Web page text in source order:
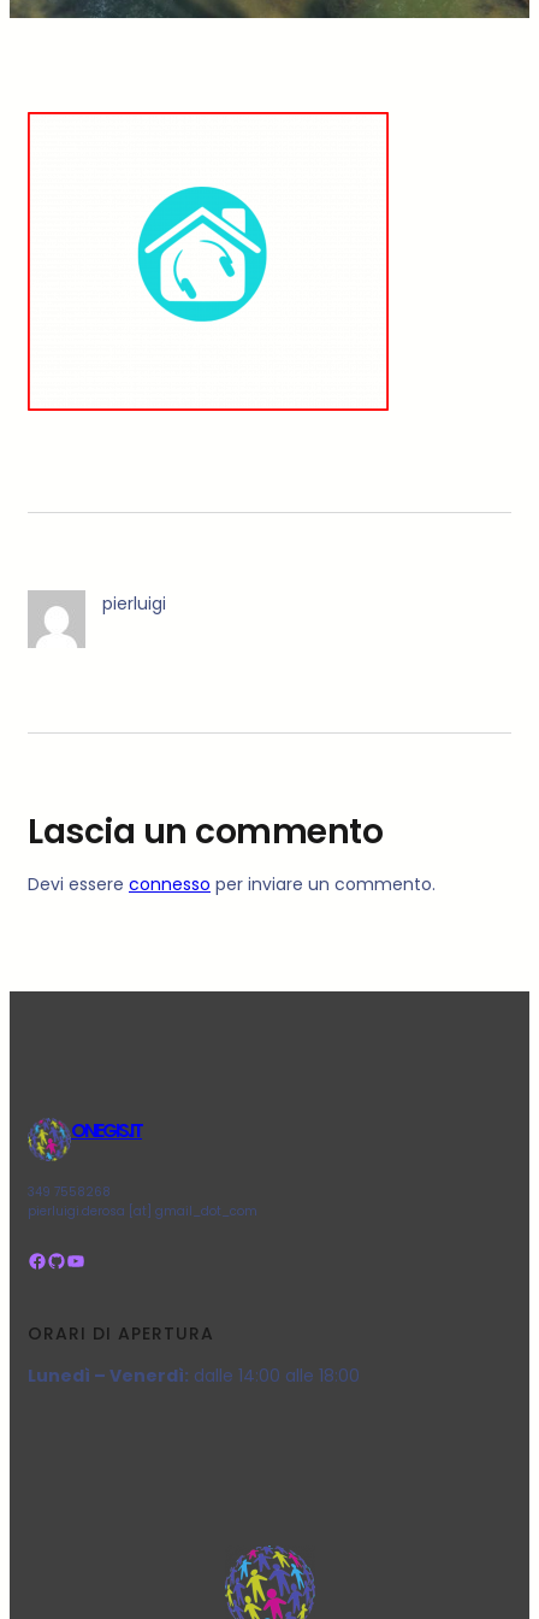
pierluigi
Lascia un commento
Devi essere connesso per inviare un commento.
ONEGIS.IT
349 7558268
pierluigi.derosa [at] gmail_dot_com
Facebook GitHub YouTube
ORARI DI APERTURA
Lunedì – Venerdì: dalle 14:00 alle 18:00